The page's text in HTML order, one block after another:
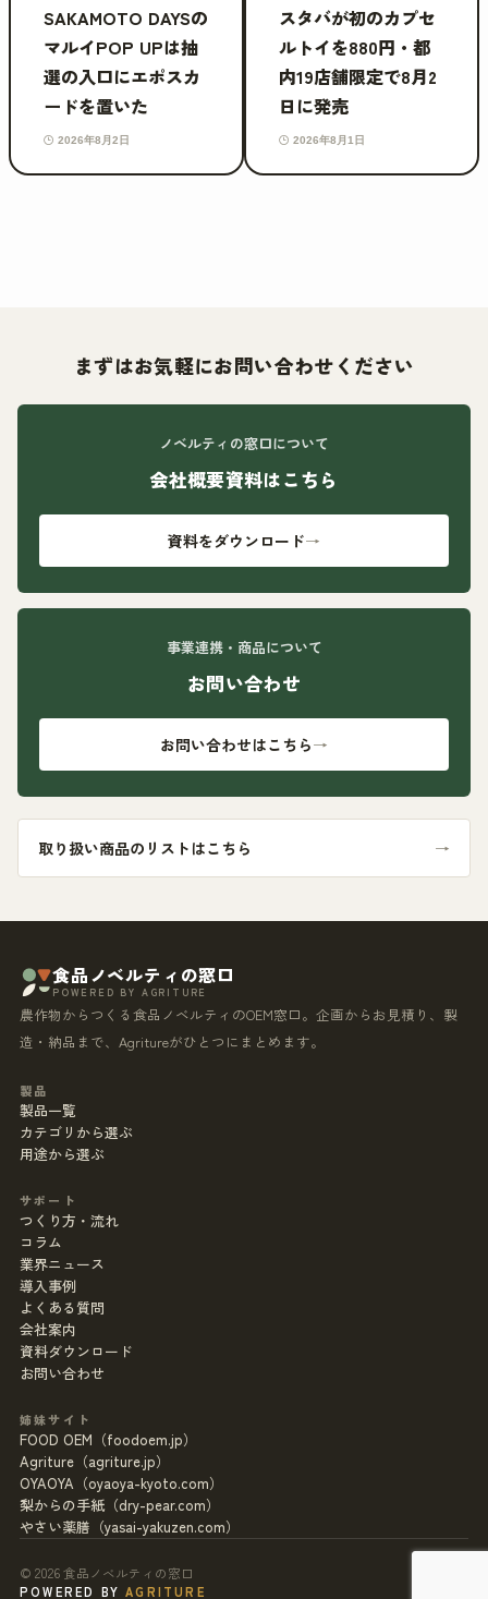
SAKAMOTO DAYSの
マルイPOP UPは抽
選の入口にエポスカ
ードを置いた
2026年8月2日
スタバが初のカプセ
ルトイを880円・都
内19店舗限定で8月2
日に発売
2026年8月1日
まずはお気軽にお問い合わせください
ノベルティの窓口について
会社概要資料はこちら
資料をダウンロード→
事業連携・商品について
お問い合わせ
お問い合わせはこちら→
取り扱い商品のリストはこちら →
食品ノベルティの窓口
POWERED BY AGRITURE
農作物からつくる食品ノベルティのOEM窓口。企画からお見積り、製
造・納品まで、Agritureがひとつにまとめます。
製品
製品一覧
カテゴリから選ぶ
用途から選ぶ
サポート
つくり方・流れ
コラム
業界ニュース
導入事例
よくある質問
会社案内
資料ダウンロード
お問い合わせ
姉妹サイト
FOOD OEM（foodoem.jp）
Agriture（agriture.jp）
OYAOYA（oyaoya-kyoto.com）
梨からの手紙（dry-pear.com）
やさい薬膳（yasai-yakuzen.com）
© 2026 食品ノベルティの窓口
POWERED BYAGRITURE